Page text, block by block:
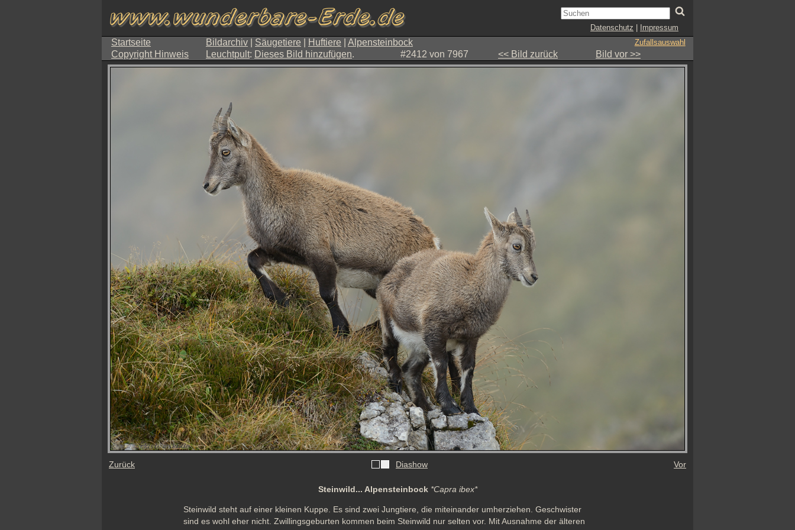
Datenschutz Impressum
Startseite Bildarchiv Säugetiere Huftiere Alpensteinbock Zufallsauswahl
Copyright Hinweis Leuchtpult: Dieses Bild hinzufügen. #2412 von 7967 << Bild zurück Bild vor >>
Zurück Diashow Vor
Steinwild... Alpensteinbock *Capra ibex*
Steinwild steht auf einer kleinen Kuppe. Es sind zwei Jungtiere, die miteinander umherziehen. Geschwister
sind es wohl eher nicht. Zwillingsgeburten kommen beim Steinwild nur selten vor. Mit Ausnahme der älteren